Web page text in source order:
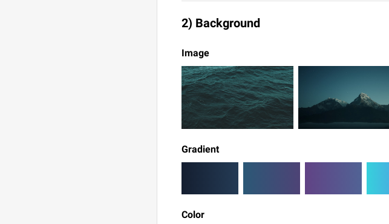
2) Background
Image
Gradient
Color